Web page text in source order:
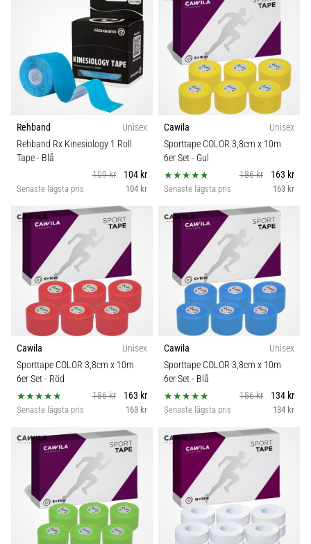
Rehband
Unisex
Rehband Rx Kinesiology 1 Roll
Tape- Blå
109 kr
104 kr
Senaste lägsta pris 104 kr
Cawila
Unisex
Sporttape COLOR 3,8cm x 10m
6er Set- Gul
186 kr
163 kr
Senaste lägsta pris 163 kr
Cawila
Unisex
Sporttape COLOR 3,8cm x 10m
6er Set- Röd
186 kr
163 kr
Senaste lägsta pris 163 kr
Cawila
Unisex
Sporttape COLOR 3,8cm x 10m
6er Set- Blå
186 kr
134 kr
Senaste lägsta pris 134 kr